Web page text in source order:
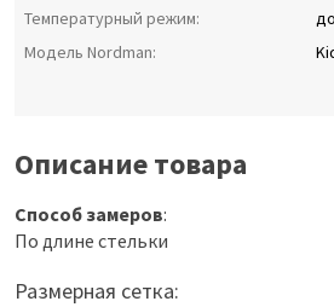
Температурный режим:
Модель Nordman:
Описание товара
Способ замеров:
По длине стельки
Размерная сетка: